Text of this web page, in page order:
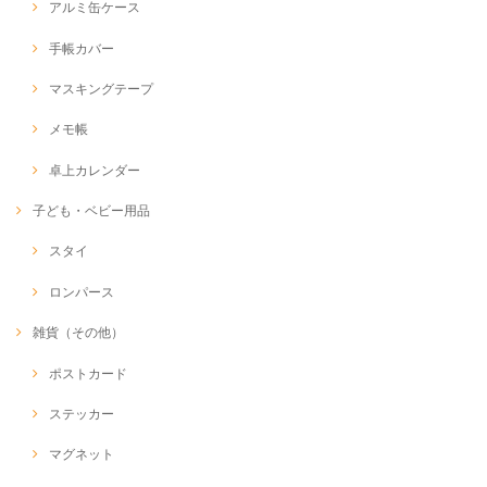
アルミ缶ケース
手帳カバー
マスキングテープ
メモ帳
卓上カレンダー
子ども・ベビー用品
スタイ
ロンパース
雑貨（その他）
ポストカード
ステッカー
マグネット